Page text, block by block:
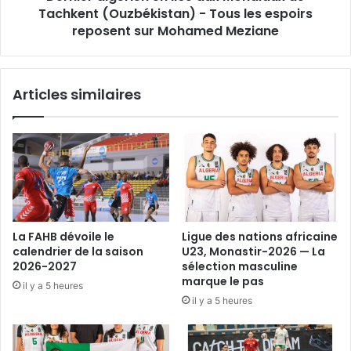
reposent
Mohamed
Tachkent (Ouzbékistan) - Tous les espoirs
reposent sur Mohamed Meziane
Articles similaires
La FAHB dévoile le
calendrier de la saison
2026-2027
il y a 5 heures
Ligue des nations africaine
U23, Monastir-2026 — La
sélection masculine
marque le pas
il y a 5 heures